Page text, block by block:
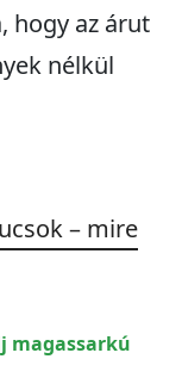
hogy az árut
nélkül
– mire
magassarkú